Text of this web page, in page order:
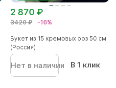
3420 ₽ -16%
2 870 ₽
Букет из 15 кремовых роз 50 см
(Россия)
Нет в наличии В 1 клик